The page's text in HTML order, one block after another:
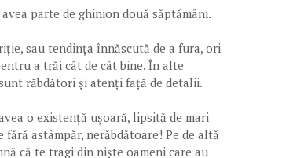
parte de ghinion două săptămâni.
sau tendința înnăscută de a fura, ori
a trăi cât de cât bine. În alte
răbdători și atenți față de detalii.
o existență ușoară, lipsită de mari
astâmpăr, nerăbdătoare! Pe de altă
că te tragi din niște oameni care au